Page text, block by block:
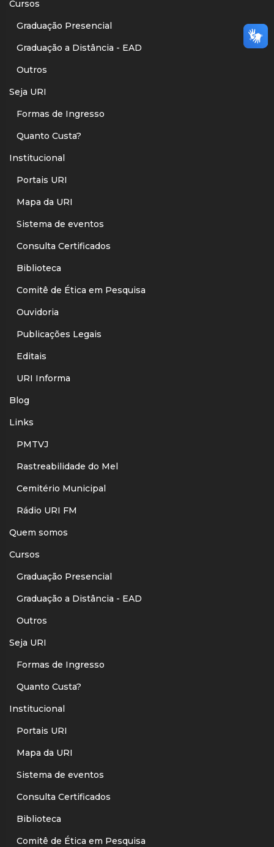
Cursos
Graduação Presencial
Graduação a Distância - EAD
Outros
Seja URI
Formas de Ingresso
Quanto Custa?
Institucional
Portais URI
Mapa da URI
Sistema de eventos
Consulta Certificados
Biblioteca
Comitê de Ética em Pesquisa
Ouvidoria
Publicações Legais
Editais
URI Informa
Blog
Links
PMTVJ
Rastreabilidade do Mel
Cemitério Municipal
Rádio URI FM
Quem somos
Cursos
Graduação Presencial
Graduação a Distância - EAD
Outros
Seja URI
Formas de Ingresso
Quanto Custa?
Institucional
Portais URI
Mapa da URI
Sistema de eventos
Consulta Certificados
Biblioteca
Comitê de Ética em Pesquisa